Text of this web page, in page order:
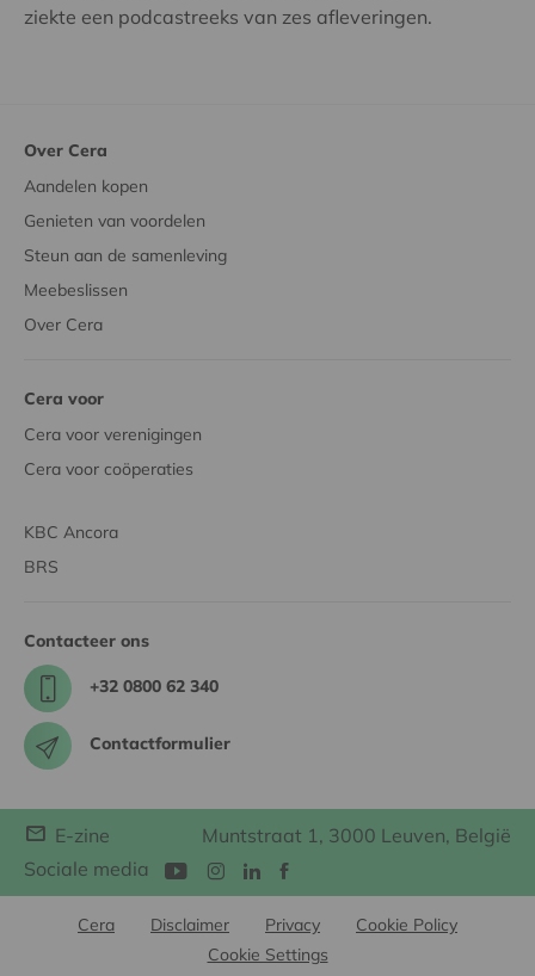
ziekte een podcastreeks van zes afleveringen.
Over Cera
Aandelen kopen
Genieten van voordelen
Steun aan de samenleving
Meebeslissen
Over Cera
Cera voor
Cera voor verenigingen
Cera voor coöperaties
KBC Ancora
BRS
Contacteer ons
+32 0800 62 340
Contactformulier
E-zine
Muntstraat 1, 3000 Leuven, België
Sociale media
Cera Disclaimer Privacy
Cookie Policy
Cookie Settings